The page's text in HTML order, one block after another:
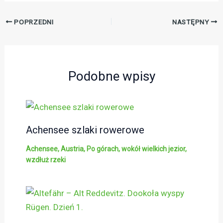
POPRZEDNI NASTĘPNY
Podobne wpisy
Achensee szlaki rowerowe
Achensee,Austria, Po górach,wokół wielkich jezior,
wzdłuż rzeki